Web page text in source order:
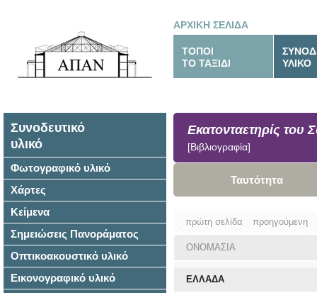
ΑΡΧΙΚΗ ΣΕΛΙΔΑ
ΤΟΠΟΙ
ΤΟ ΤΑΞΙΔΙ
ΥΛΙΚΟ
Συνοδευτικό
υλικό
Φωτογραφικό υλικό
Χάρτες
Κείμενα
Σημειώσεις Πανοράματος
Οπτικοακουστικό υλικό
Εικονογραφικό υλικό
Εκατονταετηρίς του
[Βιβλιογραφία]
Ταυτότητα
πρώτη σελίδα προηγούμενη
ΟΝΟΜΑΣΙΑ
ΕΛΛΑΔΑ